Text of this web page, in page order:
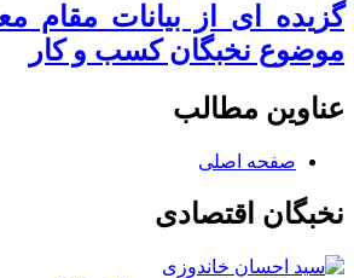
گزیده ای از بیانات مقام
موضوع نخبگان کسب و کار
عناوین مطالب
صفحه اصلی
نخبگان اقتصادی